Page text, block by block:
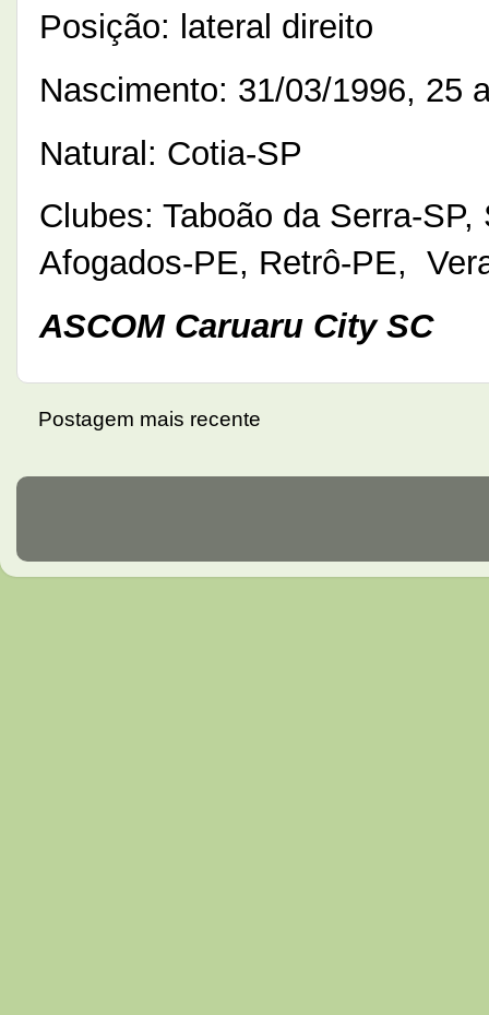
Posição: lateral direito
Nascimento: 31/03/1996, 25
Natural: Cotia-SP
Clubes: Taboão da Serra-
Afogados-PE, Retrô-PE,
ASCOM Caruaru City SC
Postagem mais recente